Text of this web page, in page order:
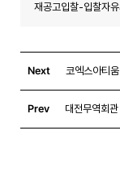
Next 코엑스아티
Prev 대전무역회